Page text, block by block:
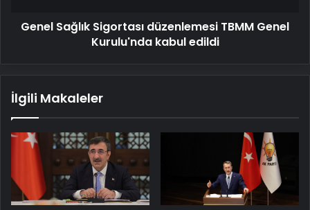
Genel Sağlık Sigortası düzenlemesi TBMM Genel
Kurulu'nda kabul edildi
İlgili Makaleler